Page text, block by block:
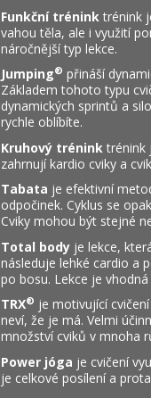
Funkční trénink trénink
vahou těla, ale i využití
náročnější typ lekce.
Jumping® přináší
Základem tohoto typu
dynamických sprintů a
rychle oblíbíte.
Kruhový trénink trénink
zahrnují kardio cviky a
Tabata je efektivní
odpočinek. Cyklus se
Cviky mohou být stejné
Total body je lekce,
následuje lehké cardio a
po bosu. Lekce je
TRX® je motivující
neví, že je má. Velmi
množství cviků v mnoha
Power jóga je cvičení
je celkové posílení a